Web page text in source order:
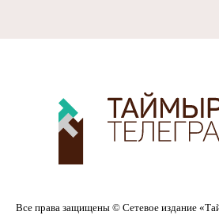
Все права защищены © Сетевое издание